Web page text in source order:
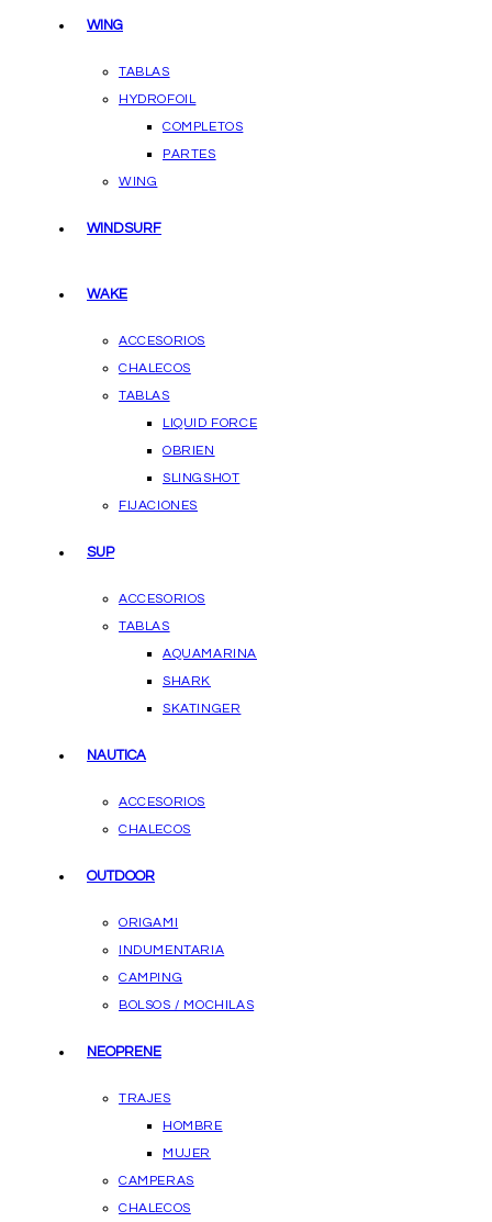
WING
TABLAS
HYDROFOIL
COMPLETOS
PARTES
WING
WINDSURF
WAKE
ACCESORIOS
CHALECOS
TABLAS
LIQUID FORCE
OBRIEN
SLINGSHOT
FIJACIONES
SUP
ACCESORIOS
TABLAS
AQUAMARINA
SHARK
SKATINGER
NAUTICA
ACCESORIOS
CHALECOS
OUTDOOR
ORIGAMI
INDUMENTARIA
CAMPING
BOLSOS / MOCHILAS
NEOPRENE
TRAJES
HOMBRE
MUJER
CAMPERAS
CHALECOS